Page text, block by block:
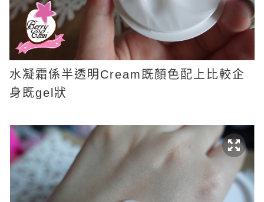
水凝霜係半透明Cream既顏色配上比較企
身既gel狀